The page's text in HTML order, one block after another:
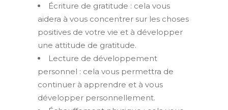
Écriture de gratitude : cela vous
aidera à vous concentrer sur les choses
positives de votre vie et à développer
une attitude de gratitude.
Lecture de développement
personnel : cela vous permettra de
continuer à apprendre et à vous
développer personnellement.